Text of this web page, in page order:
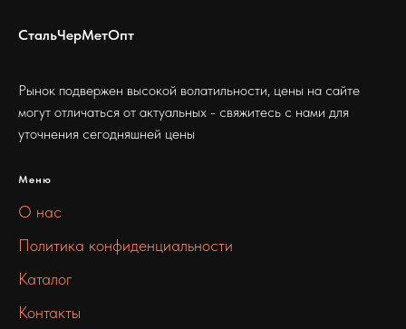
СтальЧерМетОпт
Рынок подвержен высокой волатильности, цены на сайте
могут отличаться от актуальных - свяжитесь с нами для
уточнения сегодняшней цены
Меню
О нас
Политика конфиденциальности
Каталог
Контакты